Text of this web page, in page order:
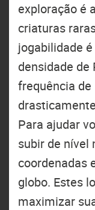
exploração é
criaturas
jogabilidade
densidade de
frequência de
Para ajudar
subir de nível
coordenadas
globo. Estes
maximizar